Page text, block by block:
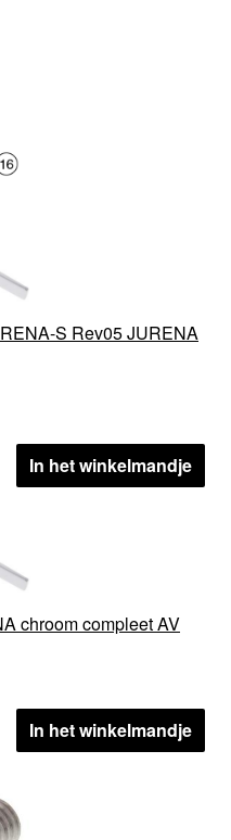
S Rev05 JURENA
In het winkelmandje
chroom compleet AV
In het winkelmandje